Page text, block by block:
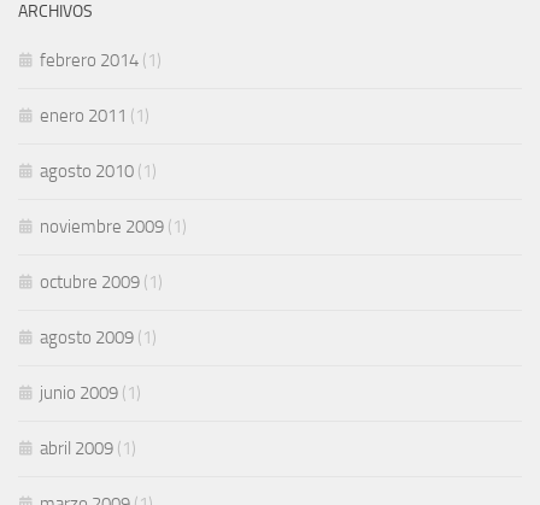
ARCHIVOS
febrero 2014 (1)
enero 2011 (1)
agosto 2010 (1)
noviembre 2009 (1)
octubre 2009 (1)
agosto 2009 (1)
junio 2009 (1)
abril 2009 (1)